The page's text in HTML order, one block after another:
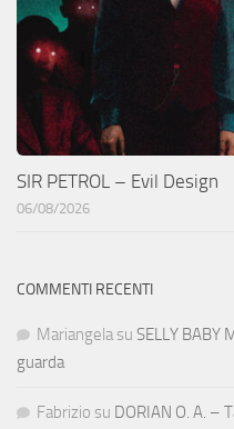
SIR PETROL – Evil Design
06/08/2026
COMMENTI RECENTI
Mariangela su SELLY BABY
guarda
Fabrizio su DORIAN O. A. –